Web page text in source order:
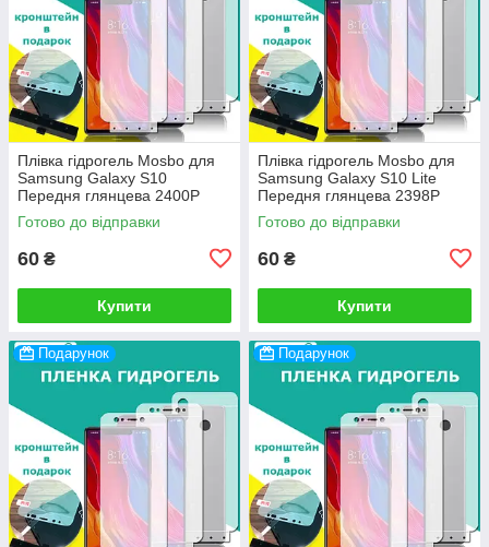
Плівка гідрогель Mosbo для
Samsung Galaxy S10
Передня глянцева 2400P
Готово до відправки
60 ₴
Купити
Плівка гідрогель Mosbo для
Samsung Galaxy S10 Lite
Передня глянцева 2398P
Готово до відправки
60 ₴
Купити
Подарунок Подарунок